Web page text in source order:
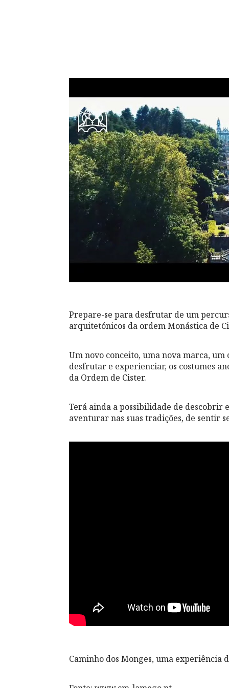
Prepare-se para desfrutar de um
arquitetónicos da ordem Monástica de
Um novo conceito, uma nova marca,
desfrutar e experienciar, os costumes
da Ordem de Cister.
Terá ainda a possibilidade de
aventurar nas suas tradições, de sentir
Caminho dos Monges, uma